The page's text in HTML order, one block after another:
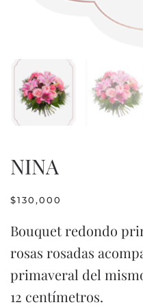
NINA
$130,000
Bouquet redondo
rosas rosadas
primaveral del
12 centímetros.